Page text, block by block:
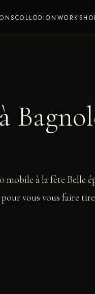
COLLODION
à la fête Belle
pour vous vous faire